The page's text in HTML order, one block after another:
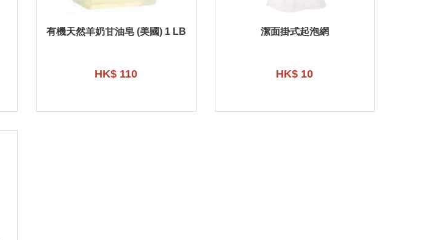
有機天然羊奶甘油皂 (美國) 1 LB
HK$ 110
潔面掛式起泡網
HK$ 10